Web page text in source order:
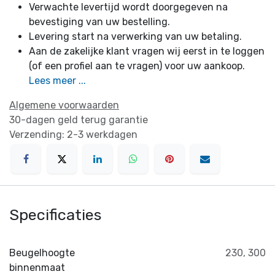
Verwachte levertijd wordt doorgegeven na
bevestiging van uw bestelling.
Levering start na verwerking van uw betaling.
Aan de zakelijke klant vragen wij eerst in te loggen
(of een profiel aan te vragen) voor uw aankoop.
Lees meer ...
Algemene voorwaarden
30-dagen geld terug garantie
Verzending: 2-3 werkdagen
Specificaties
Beugelhoogte
binnenmaat
230, 300